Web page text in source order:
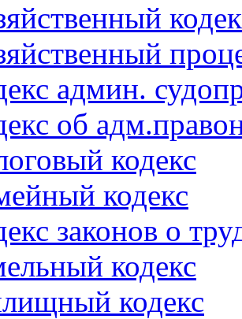
админ.
об
кодекс
кодекс
законов о
кодекс
кодекс